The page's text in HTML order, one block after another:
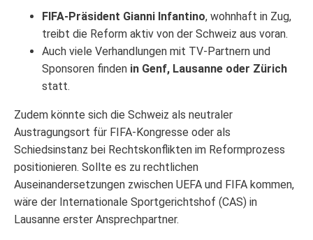
FIFA-Präsident Gianni Infantino, wohnhaft in Zug,
treibt die Reform aktiv von der Schweiz aus voran.
Auch viele Verhandlungen mit TV-Partnern und
Sponsoren finden in Genf, Lausanne oder Zürich
statt.
Zudem könnte sich die Schweiz als neutraler
Austragungsort für FIFA-Kongresse oder als
Schiedsinstanz bei Rechtskonflikten im Reformprozess
positionieren. Sollte es zu rechtlichen
Auseinandersetzungen zwischen UEFA und FIFA kommen,
wäre der Internationale Sportgerichtshof (CAS) in
Lausanne erster Ansprechpartner.